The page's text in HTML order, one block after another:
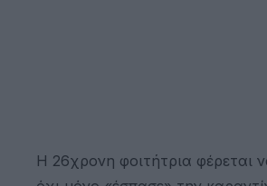
Η 26χρονη φοιτήτρια φέρεται